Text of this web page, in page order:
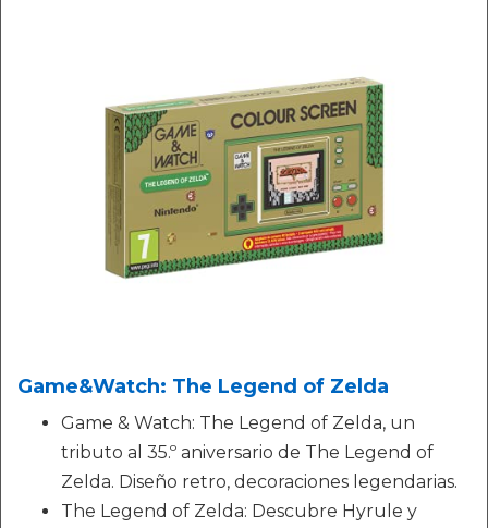
Game&Watch: The Legend of Zelda
Game & Watch: The Legend of Zelda, un
tributo al 35.º aniversario de The Legend of
Zelda. Diseño retro, decoraciones legendarias.
The Legend of Zelda: Descubre Hyrule y